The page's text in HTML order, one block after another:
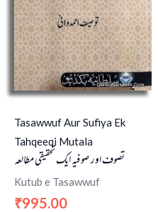
Tasawwuf Aur Sufiya Ek
Tahqeeqi Mutala
تصوف اور صوفیہ ایک تحقیقی مطالعہ
Kutub e Tasawwuf
₹995.00